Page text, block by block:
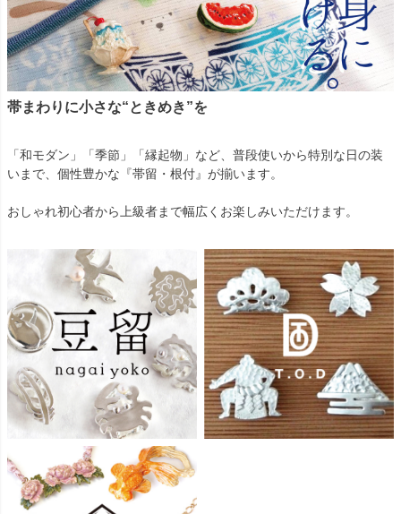
帯まわりに小さな“ときめき”を
「和モダン」「季節」「縁起物」など、普段使いから特別な日の装
いまで、個性豊かな『帯留・根付』が揃います。
おしゃれ初心者から上級者まで幅広くお楽しみいただけます。